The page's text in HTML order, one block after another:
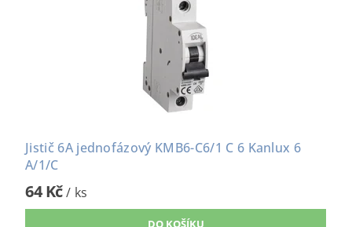
Jistič 6A jednofázový KMB6-C6/1 C 6 Kanlux 6
A/1/C
64 Kč/ ks